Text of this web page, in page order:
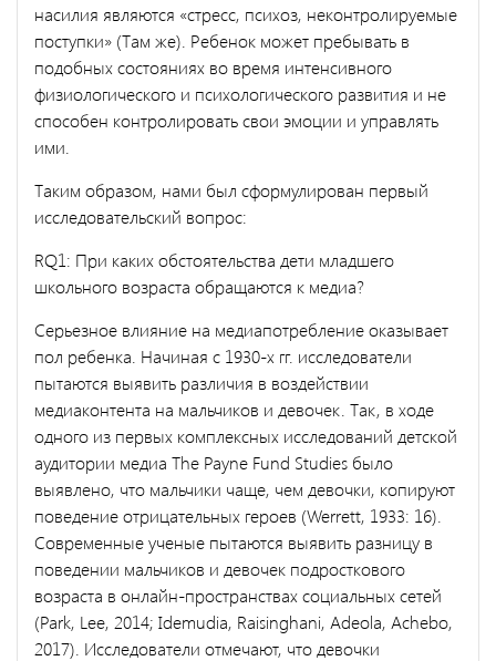
насилия являются «стресс, психоз, неконтролируемые
поступки» (Там же). Ребенок может пребывать в
подобных состояниях во время интенсивного
физиологического и психологического развития и не
способен контролировать свои эмоции и управлять
ими.
Таким образом, нами был сформулирован первый
исследовательский вопрос:
RQ1: При каких обстоятельства дети младшего
школьного возраста обращаются к медиа?
Серьезное влияние на медиапотребление оказывает
пол ребенка. Начиная с 1930-х гг. исследователи
пытаются выявить различия в воздействии
медиаконтента на мальчиков и девочек. Так, в ходе
одного из первых комплексных исследований детской
аудитории медиа The Payne Fund Studies было
выявлено, что мальчики чаще, чем девочки, копируют
поведение отрицательных героев (Werrett, 1933: 16).
Современные ученые пытаются выявить разницу в
поведении мальчиков и девочек подросткового
возраста в онлайн-пространствах социальных сетей
(Park, Lee, 2014; Idemudia, Raisinghani, Adeola, Achebo,
2017). Исследователи отмечают, что девочки